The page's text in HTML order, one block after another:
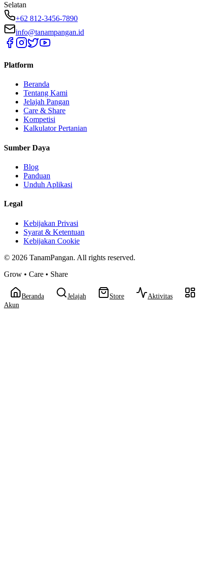
Selatan
+62 812-3456-7890
info@tanampangan.id
Platform
Beranda
Tentang Kami
Jelajah Pangan
Care & Share
Kompetisi
Kalkulator Pertanian
Sumber Daya
Blog
Panduan
Unduh Aplikasi
Legal
Kebijakan Privasi
Syarat & Ketentuan
Kebijakan Cookie
© 2026 TanamPangan. All rights reserved.
Grow • Care • Share
Beranda Jelajah Store
Aktivitas
Akun